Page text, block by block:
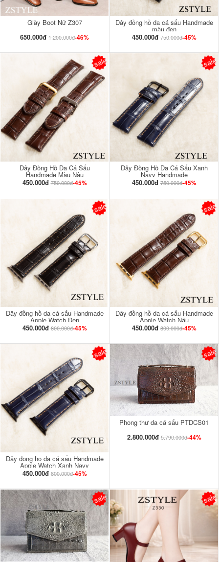
Giày Boot Nữ Z307
650.000đ 1.200.000đ-46%
Dây đồng hồ da cá sấu Handmade
màu đen
450.000đ 750.000đ-45%
Dây Đồng Hồ Da Cá Sấu
Handmade Màu Nâu
450.000đ 750.000đ-45%
sale
Dây Đồng Hồ Da Cá Sấu Xanh
Navy Handmade
450.000đ 750.000đ-45%
sale
Dây đồng hồ da cá sấu Handmade
Apple Watch Đen
450.000đ 800.000đ-45%
sale
Dây đồng hồ da cá sấu Handmade
Apple Watch Nâu
450.000đ 800.000đ-45%
sale
Dây đồng hồ da cá sấu Handmade
Apple Watch Xanh Navy
450.000đ 800.000đ-45%
sale
Phong thư da cá sấu PTDCS01
2.800.000đ 5.790.000đ-44%
sale
sale sale